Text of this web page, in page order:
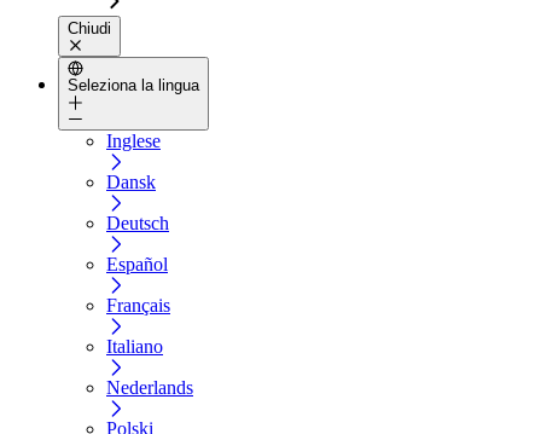
Chiudi
Seleziona la lingua
Inglese
Dansk
Deutsch
Español
Français
Italiano
Nederlands
Polski